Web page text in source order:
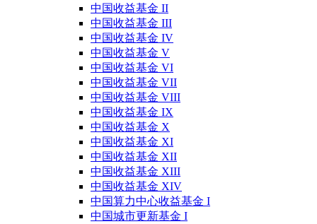
中国收益基金 II
中国收益基金 III
中国收益基金 IV
中国收益基金 V
中国收益基金 VI
中国收益基金 VII
中国收益基金 VIII
中国收益基金 IX
中国收益基金 X
中国收益基金 XI
中国收益基金 XII
中国收益基金 XIII
中国收益基金 XIV
中国算力中心收益基金 I
中国城市更新基金 I